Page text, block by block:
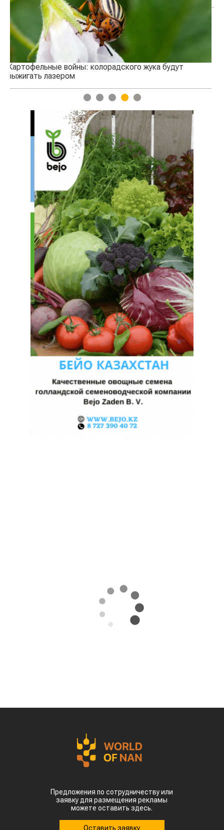
1 2 3 4 5
Предложения по сотрудничеству или
заявку для размещения рекламы
можете оставить здесь.
Оставить заявку